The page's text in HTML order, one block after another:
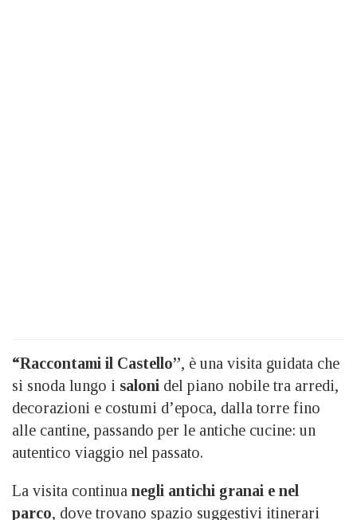
“Raccontami il Castello”, è una visita guidata che
si snoda lungo i saloni del piano nobile tra arredi,
decorazioni e costumi d’epoca, dalla torre fino
alle cantine, passando per le antiche cucine: un
autentico viaggio nel passato.
La visita continua negli antichi granai e nel
parco, dove trovano spazio suggestivi itinerari